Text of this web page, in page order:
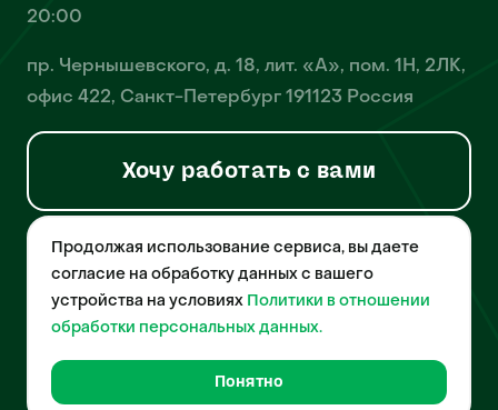
20:00
пр. Чернышевского, д. 18, лит. «А», пом. 1Н, 2ЛК,
офис 422, Санкт-Петербург 191123 Россия
Хочу работать с вами
© 2026 Pet-Yes. ООО «Биржа домашних животных «Пет-Ес»
осуществляет деятельность в области информационных
технологий, деятельность по разработке и эксплуатации
собственного программного обеспечения, деятельность
порталов в информационно-коммуникационной сети Интернет и
домашних животных», свидетельство о регистрации
№2021612018 от 10 февраля 2021 года.
Продолжая использование сервиса, вы даете
согласие на обработку данных с вашего
устройства на условиях Политики в отношении
обработки персональных данных.
Понятно